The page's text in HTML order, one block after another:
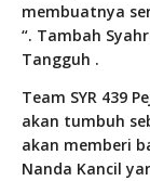
membuatnya
“. Tambah
Tangguh .
Team SYR 439
akan tumbuh
akan memberi
Nanda Kancil